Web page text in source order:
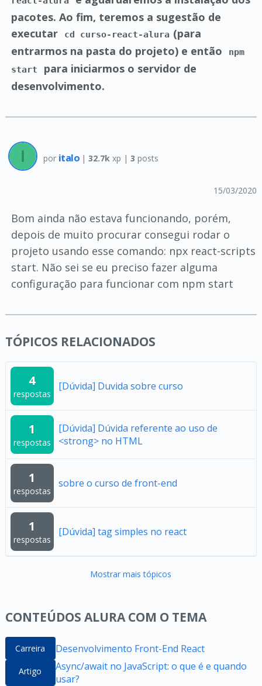
pacotes. Ao fim, teremos a sugestão de
executar
cd curso-react-alura (para
entrarmos na pasta do projeto) e então
npm
start
para iniciarmos o servidor de
desenvolvimento.
por italo |32.7k xp |3 posts
15/03/2020
Bom ainda não estava funcionando, porém,
depois de muito procurar consegui rodar o
projeto usando esse comando: npx react-scripts
start. Não sei se eu preciso fazer alguma
configuração para funcionar com npm start
TÓPICOS RELACIONADOS
4
respostas
[Dúvida] Duvida sobre curso
1
respostas
[Dúvida] Dúvida referente ao uso de
<strong> no HTML
1
respostas
sobre o curso de front-end
1
respostas
[Dúvida] tag simples no react
Mostrar mais tópicos
CONTEÚDOS ALURA COM O TEMA
Carreira Desenvolvimento Front-End React
Artigo
Async/await no JavaScript: o que é e quando
usar?